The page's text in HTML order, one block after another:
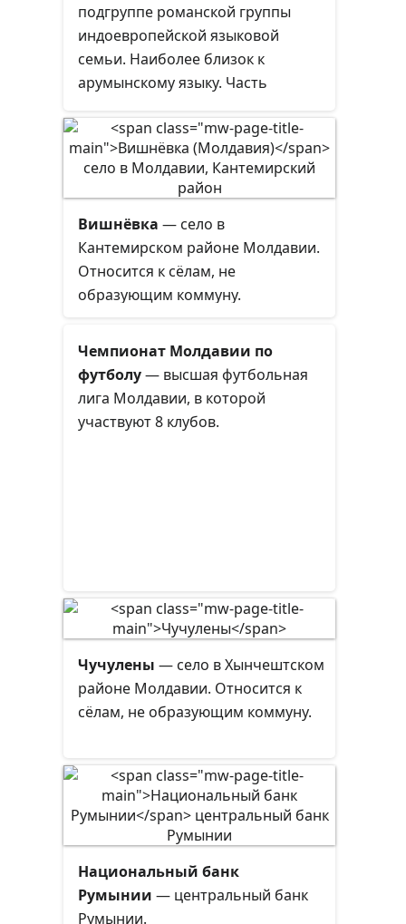
подгруппе романской группы
индоевропейской языковой
семьи. Наиболее близок к
арумынскому языку. Часть
мегленорумынский как
самостоятельный язык, часть —
относит его к диалектам
румынского языка, однако с
уточнением, что он, вместе с
арумынским и истрорумынским,
входит в группу атипичных
дивергентных диалектов, не
современным румынским в его
литературной форме. Является
исчезающим языком. Общее
число говорящих — около 5000
человек.
Вишнёвка — село в
Кантемирском районе Молдавии.
Относится к сёлам, не
образующим коммуну.
Чемпионат Молдавии по
футболу— высшая футбольная
лига Молдавии, в которой
участвуют 8 клубов.
Чучулены — село в Хынчештском
районе Молдавии. Относится к
сёлам, не образующим коммуну.
Национальный банк
Румынии — центральный банк
Румынии.